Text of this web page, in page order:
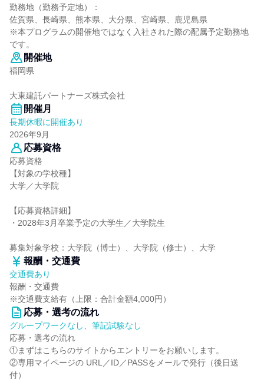
勤務地（勤務予定地）：
佐賀県、長崎県、熊本県、大分県、宮崎県、鹿児島県
※本プログラムの開催地ではなく入社された際の配属予定勤務地
です。
開催地
福岡県
大東建託パートナーズ株式会社
開催月
長期休暇に開催あり
2026年9月
応募資格
応募資格
【対象の学校種】
大学／大学院
【応募資格詳細】
・2028年3月卒業予定の大学生／大学院生
募集対象学校：大学院（博士）、大学院（修士）、大学
報酬・交通費
交通費あり
報酬・交通費
※交通費支給有（上限：合計金額4,000円）
応募・選考の流れ
グループワークなし、筆記試験なし
応募・選考の流れ
①まずはこちらのサイトからエントリーをお願いします。
②専用マイページの URL／ID／PASSをメールで発行（後日送
付）